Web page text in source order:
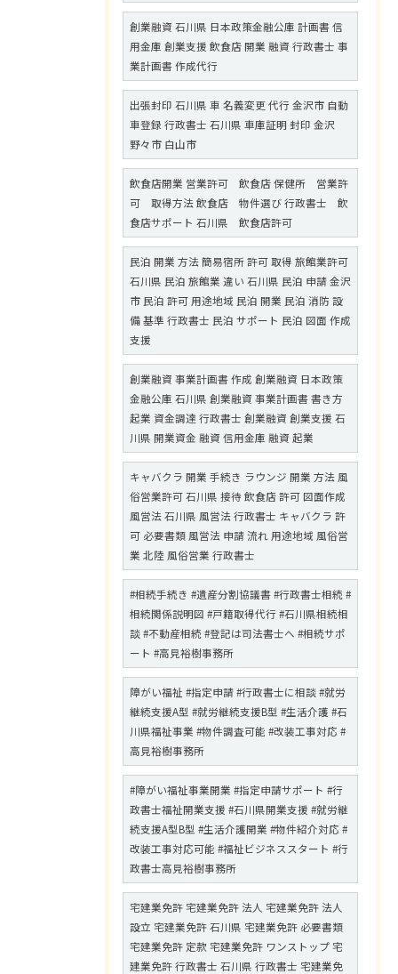
創業融資 石川県 日本政策金融公庫 計画書 信
用金庫 創業支援 飲食店 開業 融資 行政書士 事
業計画書 作成代行
出張封印 石川県 車 名義変更 代行 金沢市 自動
車登録 行政書士 石川県 車庫証明 封印 金沢
野々市 白山市
飲食店開業 営業許可 飲食店 保健所 営業許
可 取得方法 飲食店 物件選び 行政書士 飲
食店サポート 石川県 飲食店許可
民泊 開業 方法 簡易宿所 許可 取得 旅館業許可
石川県 民泊 旅館業 違い 石川県 民泊 申請 金沢
市 民泊 許可 用途地域 民泊 開業 民泊 消防 設
備 基準 行政書士 民泊 サポート 民泊 図面 作成
支援
創業融資 事業計画書 作成 創業融資 日本政策
金融公庫 石川県 創業融資 事業計画書 書き方
起業 資金調達 行政書士 創業融資 創業支援 石
川県 開業資金 融資 信用金庫 融資 起業
キャバクラ 開業 手続き ラウンジ 開業 方法 風
俗営業許可 石川県 接待 飲食店 許可 図面作成
風営法 石川県 風営法 行政書士 キャバクラ 許
可 必要書類 風営法 申請 流れ 用途地域 風俗営
業 北陸 風俗営業 行政書士
#相続手続き #遺産分割協議書 #行政書士相続 #
相続関係説明図 #戸籍取得代行 #石川県相続相
談 #不動産相続 #登記は司法書士へ #相続サポ
ート #高見裕樹事務所
障がい福祉 #指定申請 #行政書士に相談 #就労
継続支援A型 #就労継続支援B型 #生活介護 #石
川県福祉事業 #物件調査可能 #改装工事対応 #
高見裕樹事務所
#障がい福祉事業開業 #指定申請サポート #行
政書士福祉開業支援 #石川県開業支援 #就労継
続支援A型B型 #生活介護開業 #物件紹介対応 #
改装工事対応可能 #福祉ビジネススタート #行
政書士高見裕樹事務所
宅建業免許 宅建業免許 法人 宅建業免許 法人
設立 宅建業免許 石川県 宅建業免許 必要書類
宅建業免許 定款 宅建業免許 ワンストップ 宅
建業免許 行政書士 石川県 行政書士 宅建業免